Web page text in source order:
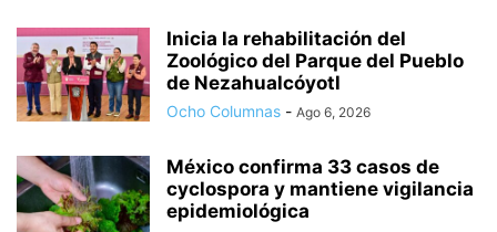
Inicia la rehabilitación del
Zoológico del Parque del Pueblo
de Nezahualcóyotl
Ocho Columnas - Ago 6, 2026
México confirma 33 casos de
cyclospora y mantiene vigilancia
epidemiológica